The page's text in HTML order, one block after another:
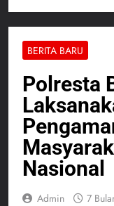
BERITA BARU
Polresta
Nasional
Admin 7